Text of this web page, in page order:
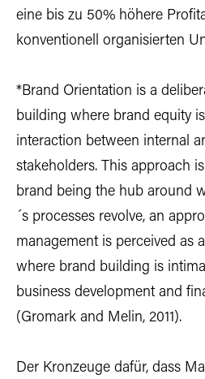
eine bis zu 50% höhere
konventionell organisierten
*Brand Orientation is a
building where brand equity
interaction between internal
stakeholders. This approach
brand being the hub around
´s processes revolve, an
management is perceived as
where brand building is
business development and
(Gromark and Melin, 2011).
Der Kronzeuge dafür, dass